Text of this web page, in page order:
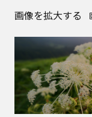
画像を拡大する